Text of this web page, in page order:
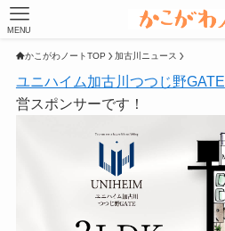
MENU
かこがわノートTOP 加古川ニュース
ユニハイム加古川つつじ野GATE
営スポンサーです！